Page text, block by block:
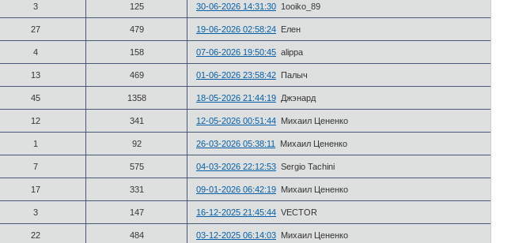
3 125 30-06-2026 14:31:30 1ooiko_89
27 479 19-06-2026 02:58:24 Елен
4 158 07-06-2026 19:50:45 alippa
13 469 01-06-2026 23:58:42 Палыч
45 1358 18-05-2026 21:44:19 Джэнард
12 341 12-05-2026 00:51:44 Михаил Цененко
1 92 26-03-2026 05:38:11 Михаил Цененко
7 575 04-03-2026 22:12:53 Sergio Tachini
17 331 09-01-2026 06:42:19 Михаил Цененко
3 147 16-12-2025 21:45:44 VECTOR
22 484 03-12-2025 06:14:03 Михаил Цененко